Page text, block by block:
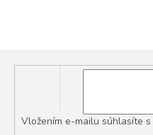
Vložením e-mailu súhlasíte s